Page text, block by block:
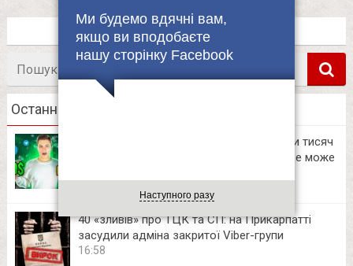
Останні новини
Українські блогери заробляють десятки тисяч
на приватних Telegram-каналах. Тепер це може
40 «зливів» про ТЦК та СП: на Прикарпатті
засудили адміна закритої Viber-групи
16:58
Ми будемо вдячні вам,
якщо ви вподобаєте
нашу сторінку Facebook
Наступного разу